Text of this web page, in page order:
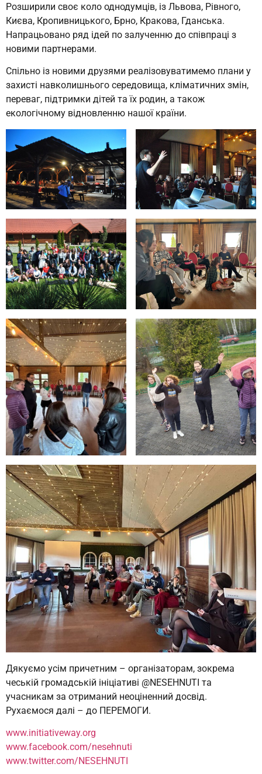
Розширили своє коло однодумців, із Львова, Рівного,
Києва, Кропивницького, Брно, Кракова, Гданська.
Напрацьовано ряд ідей по залученню до співпраці з
новими партнерами.
Спільно із новими друзями реалізовуватимемо плани у
захисті навколишнього середовища, кліматичних змін,
переваг, підтримки дітей та їх родин, а також
екологічному відновленню нашої країни.
Дякуємо усім причетним – організаторам, зокрема
чеській громадській ініціативі @NESEHNUTI та
учасникам за отриманий неоціненний досвід.
Рухаємося далі – до ПЕРЕМОГИ.
www.initiativeway.org
www.facebook.com/nesehnuti
www.twitter.com/NESEHNUTI